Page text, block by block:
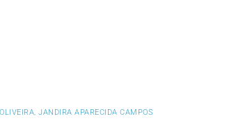
JANDIRA APARECIDA CAMPOS